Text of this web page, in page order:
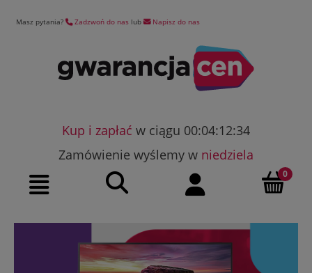
Masz pytania? Zadzwoń do nas lub Napisz do nas
Kup i zapłać w ciągu 00:04:12:33
Zamówienie wyślemy w niedziela